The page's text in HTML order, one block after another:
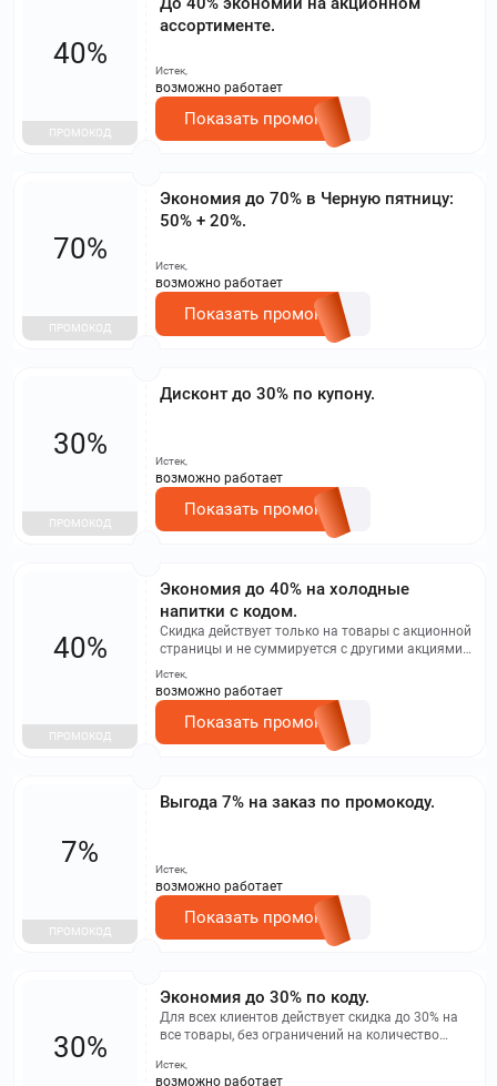
ассортименте.
40%
ПРОМОКОД
Истек,
возможно работает
Показать промокод
Экономия до 70% в Черную пятницу:
50% + 20%.
70%
ПРОМОКОД
Истек,
возможно работает
Показать промокод
Дисконт до 30% по купону.
30%
ПРОМОКОД
Истек,
возможно работает
Показать промокод
Экономия до 40% на холодные
напитки с кодом.
Скидка действует только на товары с акционной
страницы и не суммируется с другими акциями,
баллами программы лояльности и товарами с
финальной ценой, указанной на сайте.
40%
ПРОМОКОД
Истек,
возможно работает
Показать промокод
Выгода 7% на заказ по промокоду.
7%
ПРОМОКОД
Истек,
возможно работает
Показать промокод
Экономия до 30% по коду.
Для всех клиентов действует скидка до 30% на
все товары, без ограничений на количество
максимальный размер скидки. Акция не
30%
Истек,
возможно работает